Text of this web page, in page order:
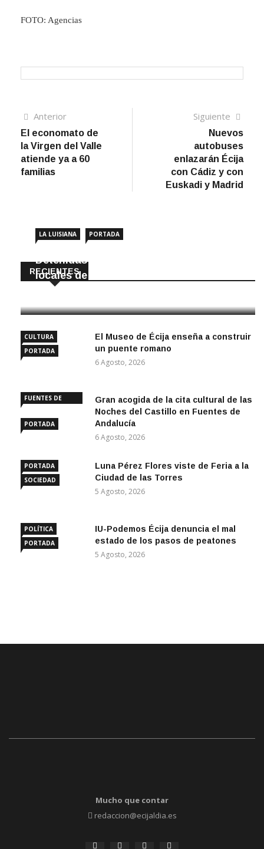
FOTO: Agencias
Navegación
de
entradas
AnteriorArtículo
anterior
El economato de
la Virgen del Valle
atiende ya a 60
familias
Siguiente
Nuevos
autobuses
enlazarán Écija
con Cádiz y con
Euskadi y Madrid
RECIENTES
LA LUISIANA PORTADA
Detenidas dos personas por robar en
locales de La Luisiana
CULTURA
PORTADA
El Museo de Écija enseña a construir
un puente romano
6 Agosto, 2026
FUENTES DE
PORTADA
Gran acogida de la cita cultural de las
Noches del Castillo en Fuentes de
Andalucía
6 Agosto, 2026
PORTADA
SOCIEDAD
Luna Pérez Flores viste de Feria a la
Ciudad de las Torres
5 Agosto, 2026
POLÍTICA
PORTADA
IU-Podemos Écija denuncia el mal
estado de los pasos de peatones
5 Agosto, 2026
Mucho que contar
redaccion@ecijaldia.es